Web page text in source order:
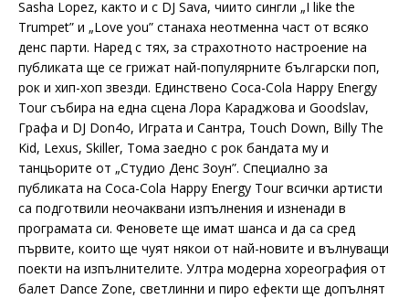
Sasha Lopez, както и с DJ Sava, чиито сингли „I like the
Trumpet” и „Love you” станаха неотменна част от всяко
денс парти. Наред с тях, за страхотното настроение на
публиката ще се грижат най-популярните български поп,
рок и хип-хоп звезди. Единствено Coca-Cola Happy Energy
Tour събира на една сцена Лора Караджова и Goodslav,
Графа и DJ Don4o, Играта и Сантра, Touch Down, Billy The
Kid, Lexus, Skiller, Тома заедно с рок бандата му и
танцьорите от „Студио Денс Зоун”. Специално за
публиката на Coca-Cola Happy Energy Tour всички артисти
са подготвили неочаквани изпълнения и изненади в
програмата си. Феновете ще имат шанса и да са сред
първите, които ще чуят някои от най-новите и вълнуващи
поекти на изпълнителите. Ултра модерна хореография от
балет Dance Zone, светлинни и пиро ефекти ще допълнят